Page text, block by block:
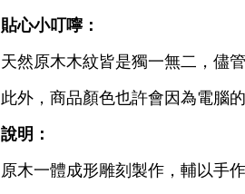
貼心小叮嚀：
天然原木木紋皆是獨一無二，儘
此外，商品顏色也許會因為電腦
說明：
原木一體成形雕刻製作，輔以手作